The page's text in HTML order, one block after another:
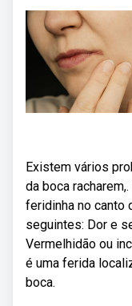
Existem vários
da boca
feridinha no canto
seguintes: Dor e
Vermelhidão ou
é uma ferida
boca.